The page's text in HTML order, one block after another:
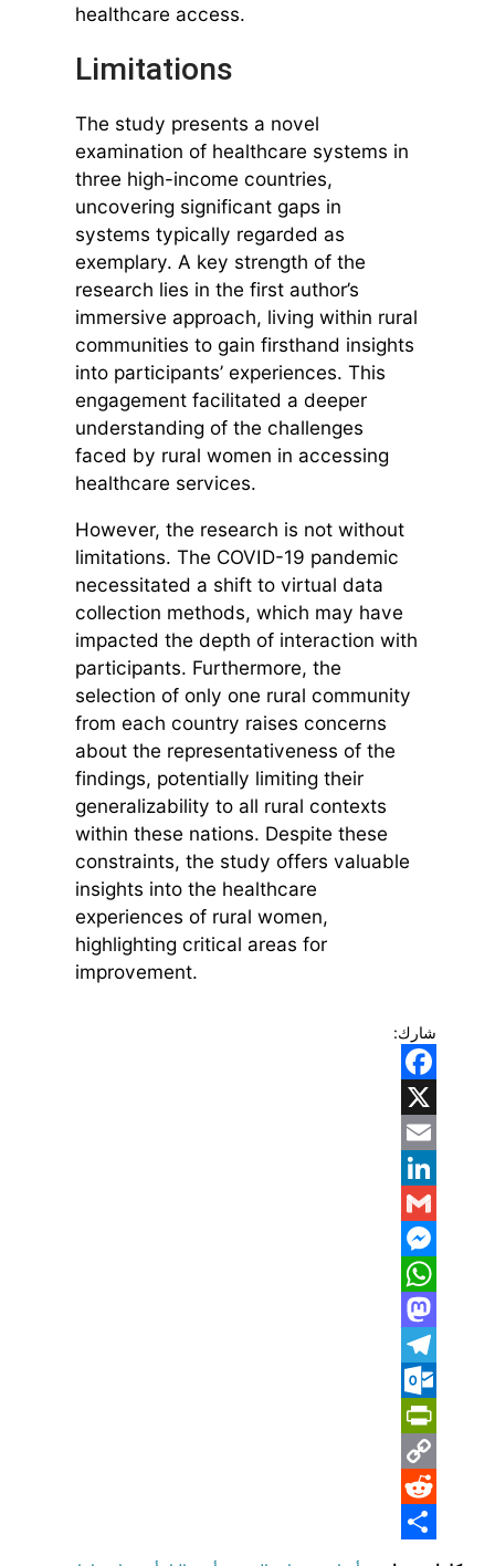
healthcare access.
Limitations
The study presents a novel
examination of healthcare systems in
three high-income countries,
uncovering significant gaps in
systems typically regarded as
exemplary. A key strength of the
research lies in the first author’s
immersive approach, living within rural
communities to gain firsthand insights
into participants’ experiences. This
engagement facilitated a deeper
understanding of the challenges
faced by rural women in accessing
healthcare services.
However, the research is not without
limitations. The COVID-19 pandemic
necessitated a shift to virtual data
collection methods, which may have
impacted the depth of interaction with
participants. Furthermore, the
selection of only one rural community
from each country raises concerns
about the representativeness of the
findings, potentially limiting their
generalizability to all rural contexts
within these nations. Despite these
constraints, the study offers valuable
insights into the healthcare
experiences of rural women,
highlighting critical areas for
improvement.
شارك:
Facebook
X
Email
LinkedIn
Gmail
Messenger
WhatsApp
Mastodon
Telegram
Outlook.com
PrintFriendly
Copy
Link
Reddit